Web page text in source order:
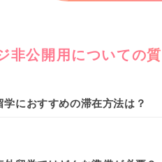
非公開用についての
におすすめの滞在方法は？